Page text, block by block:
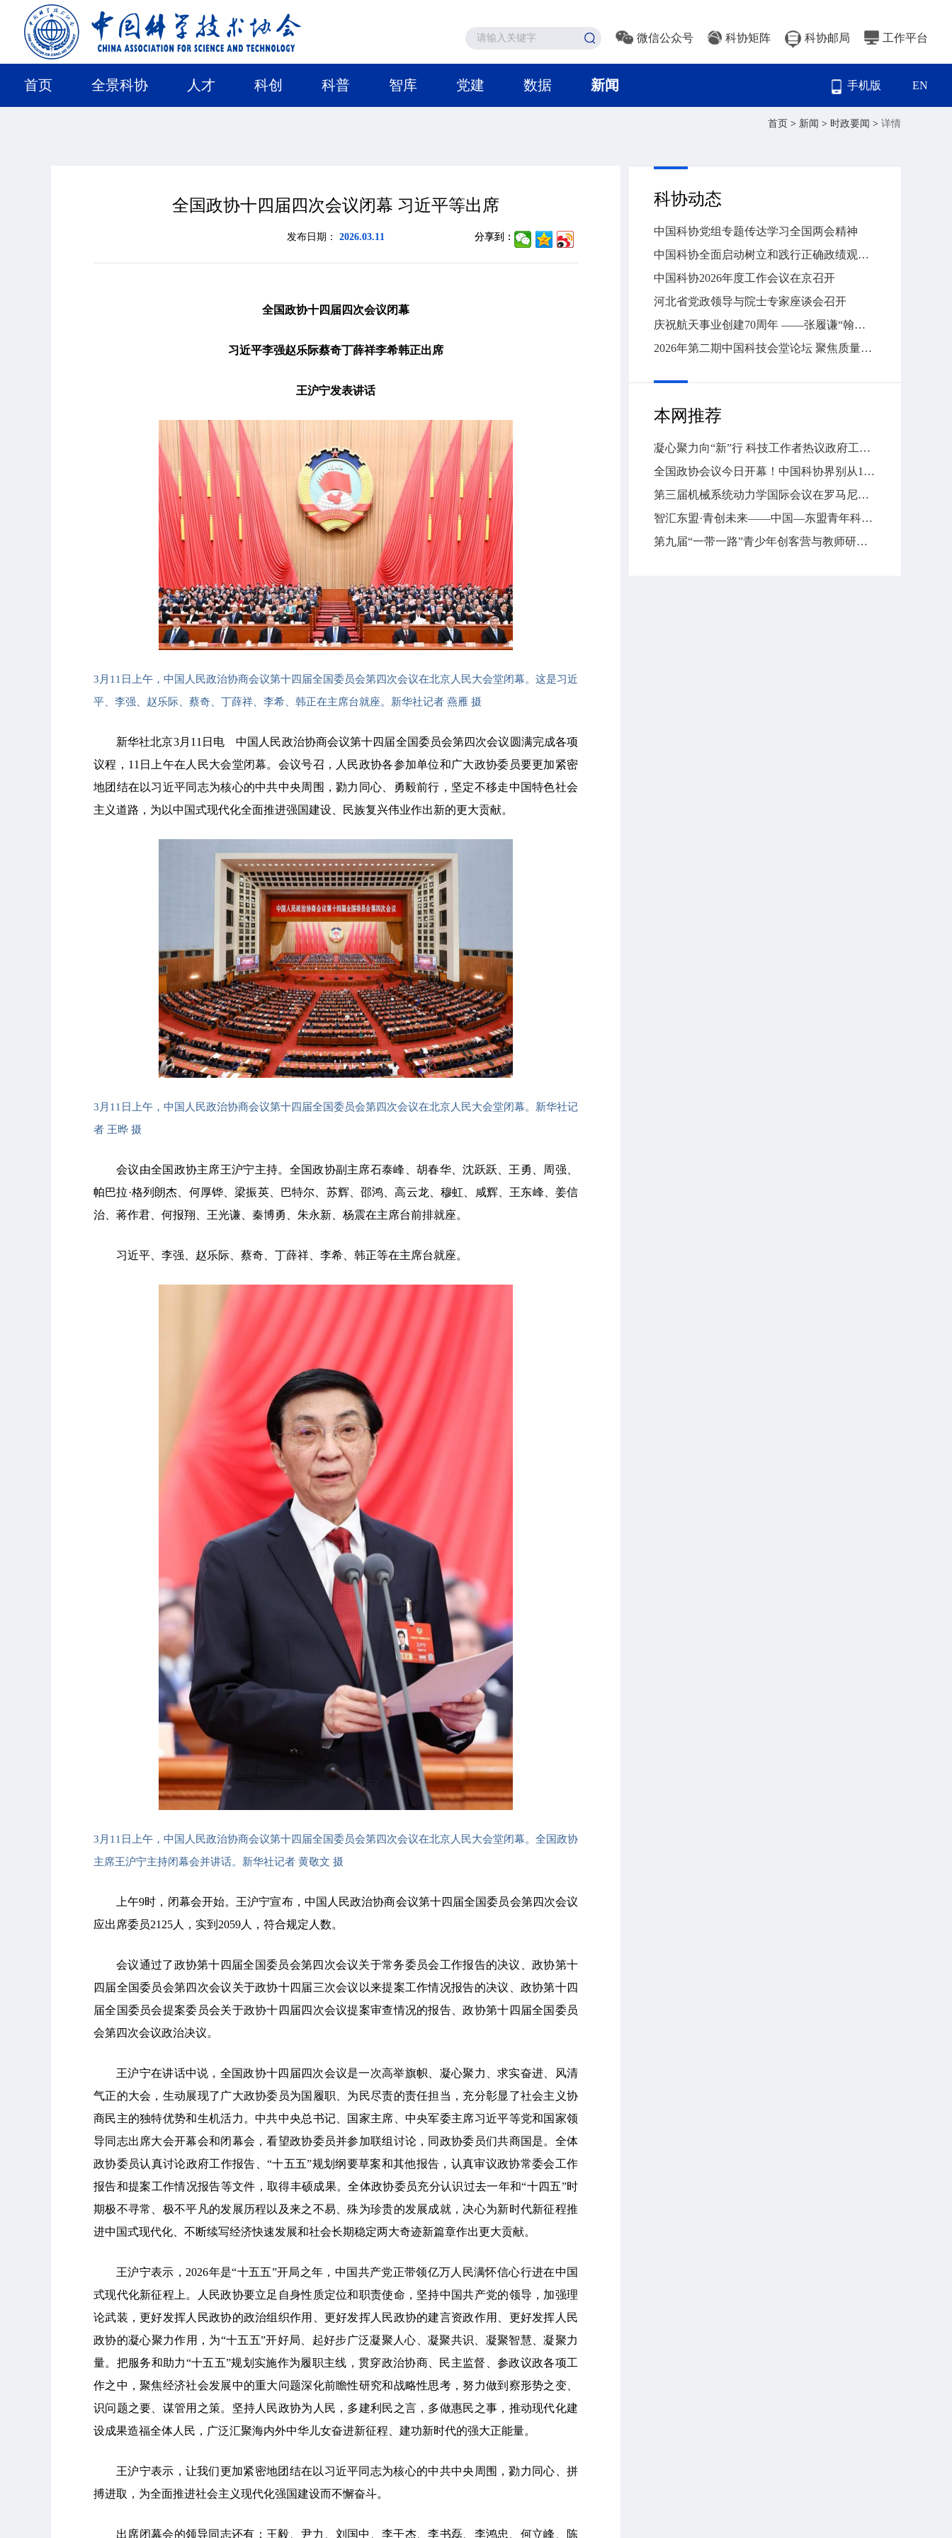
微信公众号 科协矩阵 科协邮局 工作平台
手机版 EN
首页 全景科协 人才 科创 科普 智库 党建 数据 新闻
首页 > 新闻 > 时政要闻 > 详情
全国政协十四届四次会议闭幕 习近平等出席
发布日期： 2026.03.11 分享到：
全国政协十四届四次会议闭幕
习近平李强赵乐际蔡奇丁薛祥李希韩正出席
王沪宁发表讲话
3月11日上午，中国人民政治协商会议第十四届全国委员会第四次会议在北京人民大会堂闭幕。这是习近
平、李强、赵乐际、蔡奇、丁薛祥、李希、韩正在主席台就座。新华社记者 燕雁 摄
新华社北京3月11日电 中国人民政治协商会议第十四届全国委员会第四次会议圆满完成各项
议程，11日上午在人民大会堂闭幕。会议号召，人民政协各参加单位和广大政协委员要更加紧密
地团结在以习近平同志为核心的中共中央周围，勠力同心、勇毅前行，坚定不移走中国特色社会
主义道路，为以中国式现代化全面推进强国建设、民族复兴伟业作出新的更大贡献。
3月11日上午，中国人民政治协商会议第十四届全国委员会第四次会议在北京人民大会堂闭幕。新华社记
者 王晔 摄
会议由全国政协主席王沪宁主持。全国政协副主席石泰峰、胡春华、沈跃跃、王勇、周强、
帕巴拉·格列朗杰、何厚铧、梁振英、巴特尔、苏辉、邵鸿、高云龙、穆虹、咸辉、王东峰、姜信
治、蒋作君、何报翔、王光谦、秦博勇、朱永新、杨震在主席台前排就座。
习近平、李强、赵乐际、蔡奇、丁薛祥、李希、韩正等在主席台就座。
3月11日上午，中国人民政治协商会议第十四届全国委员会第四次会议在北京人民大会堂闭幕。全国政协
主席王沪宁主持闭幕会并讲话。新华社记者 黄敬文 摄
上午9时，闭幕会开始。王沪宁宣布，中国人民政治协商会议第十四届全国委员会第四次会议
应出席委员2125人，实到2059人，符合规定人数。
会议通过了政协第十四届全国委员会第四次会议关于常务委员会工作报告的决议、政协第十
四届全国委员会第四次会议关于政协十四届三次会议以来提案工作情况报告的决议、政协第十四
届全国委员会提案委员会关于政协十四届四次会议提案审查情况的报告、政协第十四届全国委员
会第四次会议政治决议。
王沪宁在讲话中说，全国政协十四届四次会议是一次高举旗帜、凝心聚力、求实奋进、风清
气正的大会，生动展现了广大政协委员为国履职、为民尽责的责任担当，充分彰显了社会主义协
商民主的独特优势和生机活力。中共中央总书记、国家主席、中央军委主席习近平等党和国家领
导同志出席大会开幕会和闭幕会，看望政协委员并参加联组讨论，同政协委员们共商国是。全体
政协委员认真讨论政府工作报告、“十五五”规划纲要草案和其他报告，认真审议政协常委会工作
报告和提案工作情况报告等文件，取得丰硕成果。全体政协委员充分认识过去一年和“十四五”时
期极不寻常、极不平凡的发展历程以及来之不易、殊为珍贵的发展成就，决心为新时代新征程推
进中国式现代化、不断续写经济快速发展和社会长期稳定两大奇迹新篇章作出更大贡献。
王沪宁表示，2026年是“十五五”开局之年，中国共产党正带领亿万人民满怀信心行进在中国
式现代化新征程上。人民政协要立足自身性质定位和职责使命，坚持中国共产党的领导，加强理
论武装，更好发挥人民政协的政治组织作用、更好发挥人民政协的建言资政作用、更好发挥人民
政协的凝心聚力作用，为“十五五”开好局、起好步广泛凝聚人心、凝聚共识、凝聚智慧、凝聚力
量。把服务和助力“十五五”规划实施作为履职主线，贯穿政治协商、民主监督、参政议政各项工
作之中，聚焦经济社会发展中的重大问题深化前瞻性研究和战略性思考，努力做到察形势之变、
识问题之要、谋管用之策。坚持人民政协为人民，多建利民之言，多做惠民之事，推动现代化建
设成果造福全体人民，广泛汇聚海内外中华儿女奋进新征程、建功新时代的强大正能量。
王沪宁表示，让我们更加紧密地团结在以习近平同志为核心的中共中央周围，勠力同心、拼
搏进取，为全面推进社会主义现代化强国建设而不懈奋斗。
出席闭幕会的领导同志还有：王毅、尹力、刘国中、李干杰、李书磊、李鸿忠、何立峰、陈
科协动态
中国科协党组专题传达学习全国两会精神
中国科协全面启动树立和践行正确政绩观学习教育
中国科协2026年度工作会议在京召开
河北省党政领导与院士专家座谈会召开
庆祝航天事业创建70周年 ——张履谦“翰墨颂航天”专题展正式开展
2026年第二期中国科技会堂论坛 聚焦质量强国
本网推荐
凝心聚力向“新”行 科技工作者热议政府工作报告
全国政协会议今日开幕！中国科协界别从1949说起
第三届机械系统动力学国际会议在罗马尼亚克卢日-纳波卡举办
智汇东盟·青创未来——中国—东盟青年科学家人工智能对话在南宁举行
第九届“一带一路”青少年创客营与教师研讨活动（中国—东盟青少年创客营）在广西落下帷幕